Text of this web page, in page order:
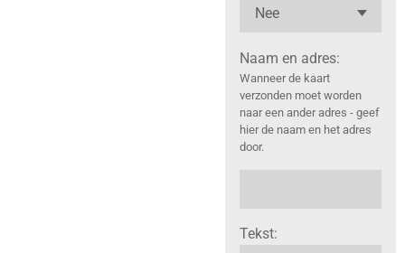
Naam en adres:
Wanneer de kaart
verzonden moet worden
naar een ander adres - geef
hier de naam en het adres
door.
Tekst: